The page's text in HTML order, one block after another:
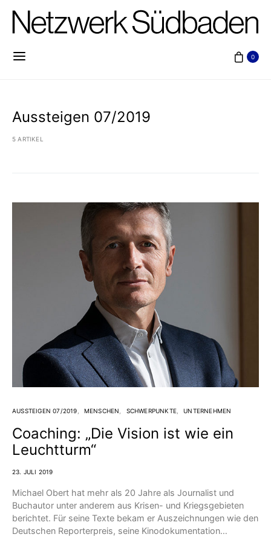
0
Aussteigen 07/2019
5 ARTIKEL
AUSSTEIGEN 07/2019 MENSCHEN SCHWERPUNKTE UNTERNEHMEN
Coaching: „Die Vision ist wie ein
Leuchtturm“
23. JULI 2019
Michael Obert hat mehr als 20 Jahre als Journalist und
Buchautor unter anderem aus Krisen- und Kriegsgebieten
berichtet. Für seine Texte bekam er Auszeichnungen wie den
Deutschen Reporterpreis, seine Kinodokumentation…